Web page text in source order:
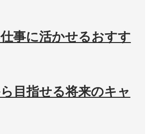
事に活かせるおすす
目指せる将来のキャ